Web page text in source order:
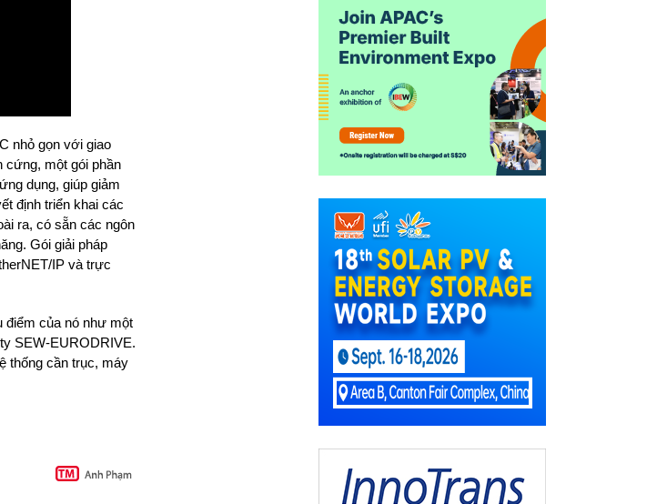
nhỏ gọn với giao
cứng, một gói phần
dụng, giúp giảm
định triển khai các
ra, có sẵn các ngôn
Gói giải pháp
IP và trực
điểm của nó như một
SEW-EURODRIVE.
thống cần trục, máy